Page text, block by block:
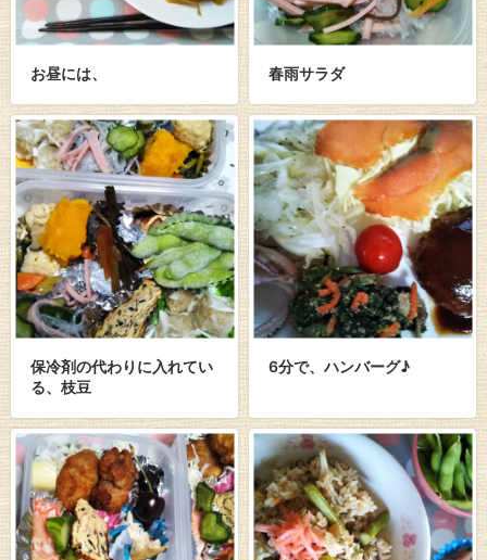
お昼には、 春雨サラダ
保冷剤の代わりに入れてい
る、枝豆
6分で、ハンバーグ♪